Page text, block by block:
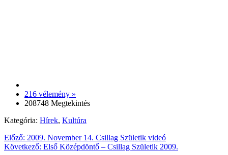
216 vélemény »
208748 Megtekintés
Kategória: Hírek, Kultúra
Előző: 2009. November 14. Csillag Születik videó
Következő: Első Középdöntő – Csillag Születik 2009.